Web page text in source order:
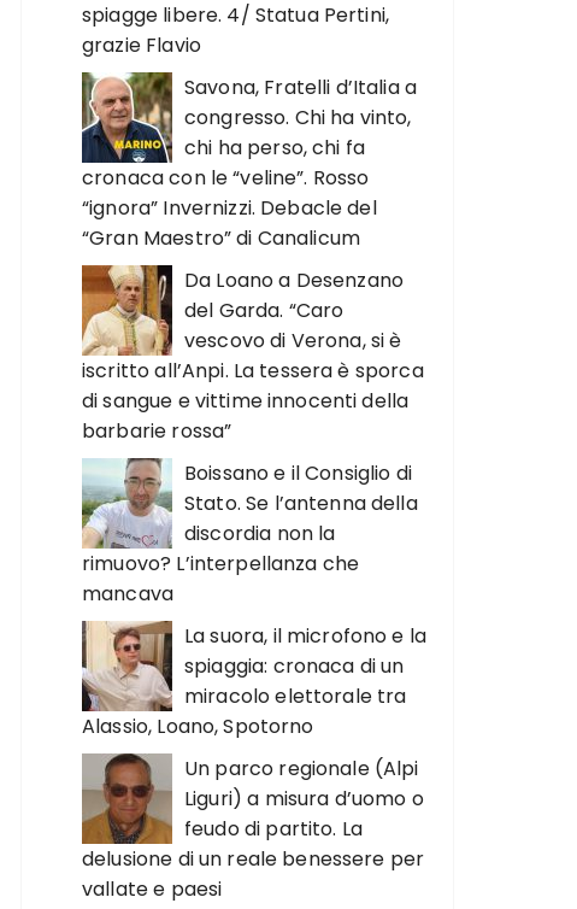
spiagge libere. 4/ Statua Pertini,
grazie Flavio
Savona, Fratelli d’Italia a
congresso. Chi ha vinto,
chi ha perso, chi fa
cronaca con le “veline”. Rosso
“ignora” Invernizzi. Debacle del
“Gran Maestro” di Canalicum
Da Loano a Desenzano
del Garda. “Caro
vescovo di Verona, si è
iscritto all’Anpi. La tessera è sporca
di sangue e vittime innocenti della
barbarie rossa”
Boissano e il Consiglio di
Stato. Se l’antenna della
discordia non la
rimuovo? L’interpellanza che
mancava
La suora, il microfono e la
spiaggia: cronaca di un
miracolo elettorale tra
Alassio, Loano, Spotorno
Un parco regionale (Alpi
Liguri) a misura d’uomo o
feudo di partito. La
delusione di un reale benessere per
vallate e paesi